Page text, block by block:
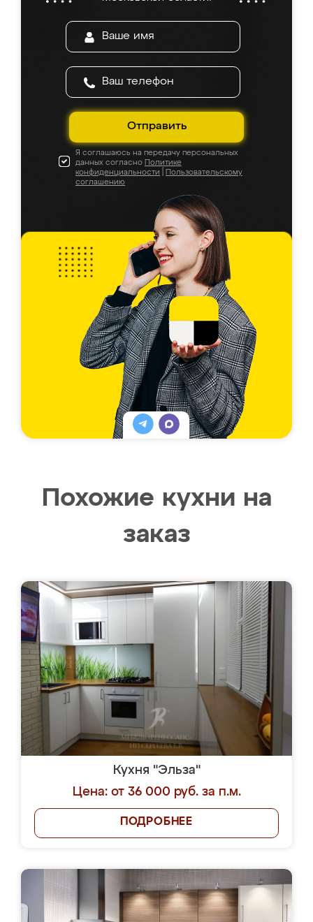
Отправить
Я соглашаюсь на передачу персональных
данных согласно Политике
конфиденциальности
Пользовательскому
соглашению
Похожие кухни на
заказ
Кухня "Эльза"
Цена: от 36 000 руб. за п.м.
ПОДРОБНЕЕ